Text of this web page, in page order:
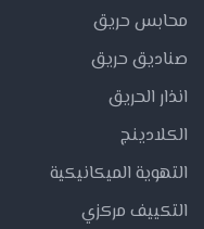
محابس حريق
صناديق حريق
انذار الحريق
الكلادينج
التهوية الميكانيكية
التكييف مركزي